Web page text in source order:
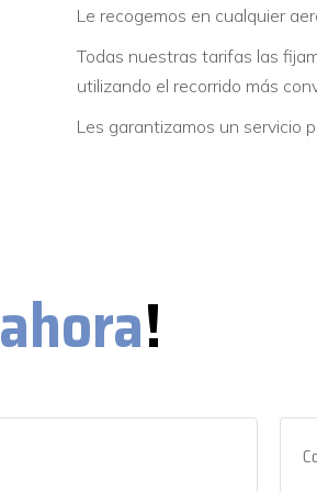
Le recogemos en cualquier
Todas nuestras tarifas las
utilizando el recorrido más
Les garantizamos un servicio
ahora!